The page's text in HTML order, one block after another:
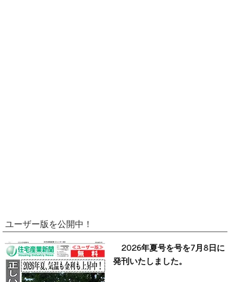
ユーザー版を公開中！
2026年夏号を号を7月8日に
発刊いたしました。